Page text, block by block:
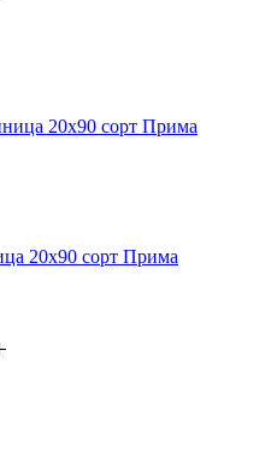
20х90 сорт Прима